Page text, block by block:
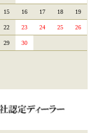
15 16 17 18 19
22 23 24 25 26
29 30